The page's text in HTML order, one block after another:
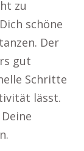
zu
schöne
Der
gut
Schritte
lässt.